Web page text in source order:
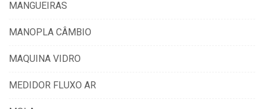
MANGUEIRAS
MANOPLA CÂMBIO
MAQUINA VIDRO
MEDIDOR FLUXO AR